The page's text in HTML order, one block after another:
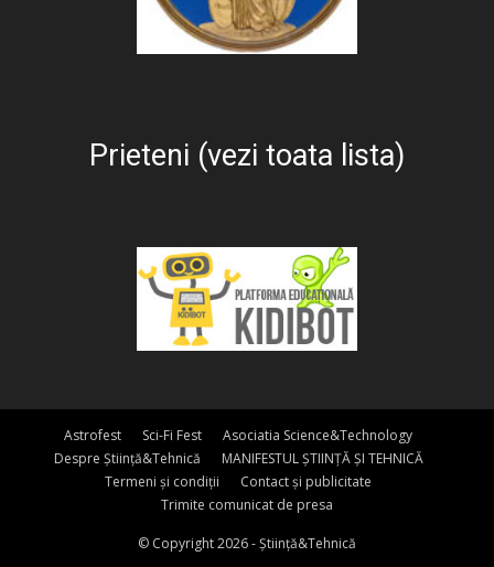
Prieteni (vezi toata lista)
Astrofest Sci-Fi Fest
Asociatia Science&Technology
Despre Știință&Tehnică
MANIFESTUL ȘTIINȚĂ ȘI TEHNICĂ
Termeni și condiții
Contact și publicitate
Trimite comunicat de presa
© Copyright 2026 - Știință&Tehnică